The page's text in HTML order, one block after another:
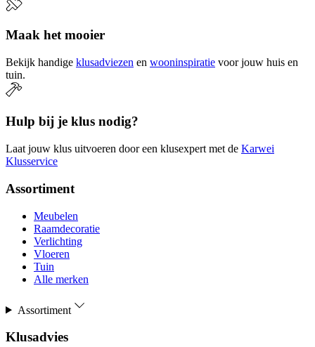
Maak het mooier
Bekijk handige klusadviezen en wooninspiratie voor jouw huis en
tuin.
Hulp bij je klus nodig?
Laat jouw klus uitvoeren door een klusexpert met de Karwei
Klusservice
Assortiment
Meubelen
Raamdecoratie
Verlichting
Vloeren
Tuin
Alle merken
Assortiment
Klusadvies